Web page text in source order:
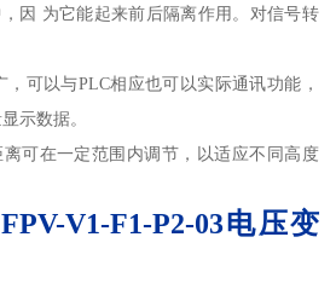
因 为它能起来前后隔离作用。对信号转
可以与PLC相应也可以实际通讯功能，
示数据。
可在一定范围内调节，以适应不同高度
V1-F1-P2-03电压变